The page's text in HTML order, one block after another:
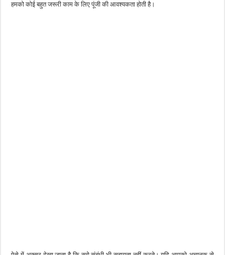
हमको कोई बहुत जरूरी काम के लिए पूंजी की आवश्यकता होती है।